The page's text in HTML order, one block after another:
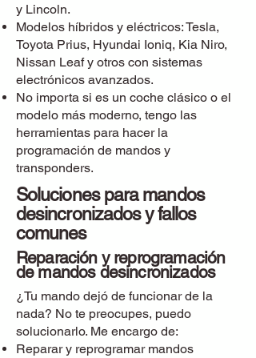
y Lincoln.
Modelos híbridos y eléctricos: Tesla,
Toyota Prius, Hyundai Ioniq, Kia Niro,
Nissan Leaf y otros con sistemas
electrónicos avanzados.
No importa si es un coche clásico o el
modelo más moderno, tengo las
herramientas para hacer la
programación de mandos y
transponders.
Soluciones para mandos
desincronizados y fallos
comunes
Reparación y reprogramación
de mandos desincronizados
¿Tu mando dejó de funcionar de la
nada? No te preocupes, puedo
solucionarlo. Me encargo de:
Reparar y reprogramar mandos